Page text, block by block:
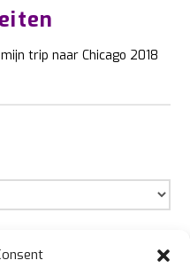
trip naar Chicago 2018